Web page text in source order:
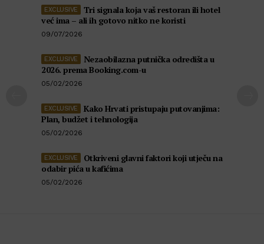
Tri signala koja vaš restoran ili hotel
već ima – ali ih gotovo nitko ne koristi
09/07/2026
Nezaobilazna putnička odredišta u
2026. prema Booking.com-u
05/02/2026
Kako Hrvati pristupaju putovanjima:
Plan, budžet i tehnologija
05/02/2026
Otkriveni glavni faktori koji utječu na
odabir pića u kafićima
05/02/2026